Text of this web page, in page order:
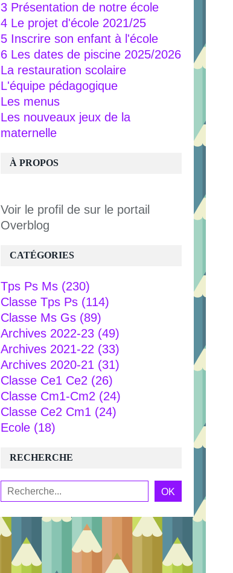
RECHERCHE
À PROPOS
Voir le profil de sur le portail
Overblog
3 Présentation de notre école
4 Le projet d'école 2021/25
5 Inscrire son enfant à l'école
6 Les dates de piscine 2025/2026
La restauration scolaire
L'équipe pédagogique
Les menus
Les nouveaux jeux de la
maternelle
CATÉGORIES
Tps Ps Ms (230)
Classe Tps Ps (114)
Classe Ms Gs (89)
Archives 2022-23 (49)
Archives 2021-22 (33)
Archives 2020-21 (31)
Classe Ce1 Ce2 (26)
Classe Cm1-Cm2 (24)
Classe Ce2 Cm1 (24)
Ecole (18)